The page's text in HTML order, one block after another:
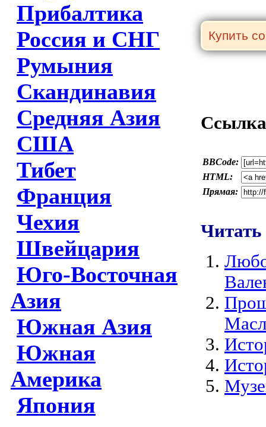
Прибалтика
Россия и СНГ
Румыния
Скандинавия
Средняя Азия
США
Тибет
Франция
Чехия
Швейцария
Юго-Восточная
Азия
Южная Азия
Южная
Америка
Япония
BBCode:
HTML:
Прямая: